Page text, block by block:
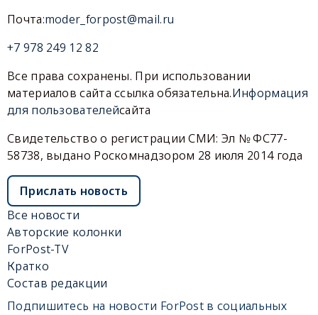
Почта:moder_forpost@mail.ru
+7 978 249 12 82
Все права сохранены. При использовании
материалов сайта ссылка обязательна.Информация
для пользователейсайта
Свидетельство о регистрации СМИ: Эл № ФС77-
58738, выдано Роскомнадзором 28 июля 2014 года
Прислать новость
Все новости
Авторские колонки
ForPost-TV
Кратко
Состав редакции
Подпишитесь на новости ForPost в социальных